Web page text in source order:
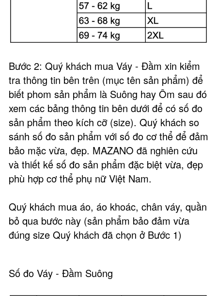
Bước 2: Quý khách mua Váy - Đầm xin kiểm
tra thông tin bên trên (mục tên sản phẩm) để
biết phom sản phẩm là Suông hay Ôm sau đó
xem các bảng thông tin bên dưới để có số đo
sản phẩm theo kích cỡ (size). Quý khách so
sánh số đo sản phẩm với số đo cơ thể để đảm
bảo mặc vừa, đẹp. MAZANO đã nghiên cứu
và thiết kế số đo sản phẩm đặc biệt vừa, đẹp
phù hợp cơ thể phụ nữ Việt Nam.
Quý khách mua áo, áo khoác, chân váy, quần
bỏ qua bước này (sản phẩm bảo đảm vừa
đúng size Quý khách đã chọn ở Bước 1)
Số đo Váy - Đầm Suông